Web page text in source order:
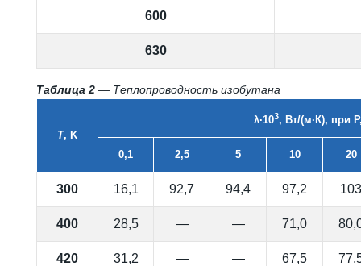
600
630
Таблица 2 — Теплопроводность изобутана
T, K
λ·103, Вт/(м·К), при
0,1 2,5 5 10 20
300 16,1 92,7 94,4 97,2 103
400 28,5 — — 71,0
420 31,2 — — 67,5